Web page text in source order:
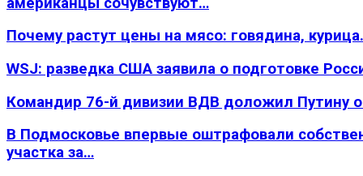
Почему растут цены на мясо: говядина,
WSJ: разведка США заявила о подготовке
Командир 76-й дивизии ВДВ доложил Путину
В Подмосковье впервые оштрафовали
участка за…